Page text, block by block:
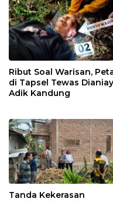
Ribut Soal Warisan,
di Tapsel Tewas
Adik Kandung
Tanda Kekerasan